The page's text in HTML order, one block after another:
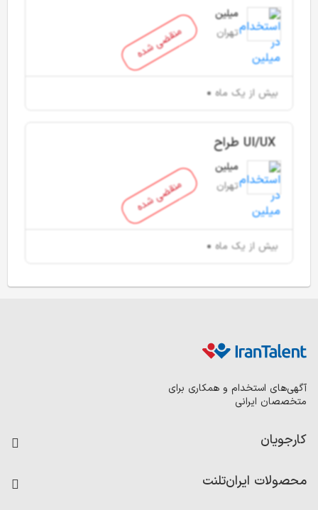
منقضی شده
میلین
تهران
بیش از یک ماه
منقضی شده
UI/UX طراح
میلین
تهران
بیش از یک ماه
آگهی‌های استخدام و همکاری برای
متخصصان ایرانی
کارجویان
رزومه ساز
محصولات ایران‌تلنت